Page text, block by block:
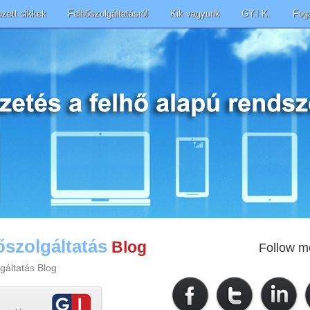
cikkek Felhőszolgáltatásról Kik vagyunk GY.I.K.
Blog
Blog
Follow